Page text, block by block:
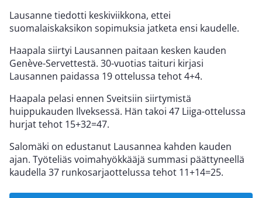
Lausanne tiedotti keskiviikkona, ettei
suomalaiskaksikon sopimuksia jatketa ensi kaudelle.
Haapala siirtyi Lausannen paitaan kesken kauden
Genève-Servettestä. 30-vuotias taituri kirjasi
Lausannen paidassa 19 ottelussa tehot 4+4.
Haapala pelasi ennen Sveitsiin siirtymistä
huippukauden Ilveksessä. Hän takoi 47 Liiga-ottelussa
hurjat tehot 15+32=47.
Salomäki on edustanut Lausannea kahden kauden
ajan. Työteliäs voimahyökkääjä summasi päättyneellä
kaudella 37 runkosarjaottelussa tehot 11+14=25.